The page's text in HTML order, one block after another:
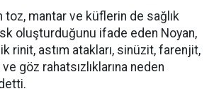
toz, mantar ve küflerin de sağlık
oluşturduğunu ifade eden Noyan,
rinit, astım atakları, sinüzit, farenjit,
göz rahatsızlıklarına neden